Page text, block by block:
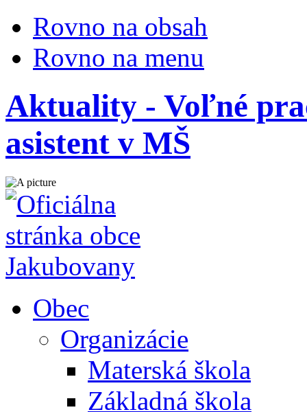
Rovno na obsah
Rovno na menu
Aktuality - Voľné
asistent v MŠ
Obec
Organizácie
Materská škola
Základná škola